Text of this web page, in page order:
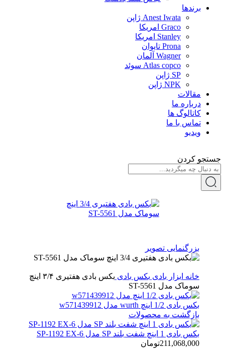
برندها
Anest Iwata ژاپن
Graco امریکا
Stanley امریکا
Prona تایوان
Wagner آلمان
Atlas copco سوئد
SP ژاپن
NPK ژاپن
مقالات
درباره ما
کاتالوگ ها
تماس با ما
ویدیو
جستجو کردن
بزرگنمایی تصویر
خانه ابزار بادی بکس بادی
بکس بادی هفتیری ۳/۴ اینچ
سوماک مدل ST-5561
بکس بادی 1/2 اینچ wurth مدل w571439912
بازگشت به محصولات
بکس بادی 1 اینچ شفت بلند SP مدل SP-1192 EX-6
211,068,000تومان